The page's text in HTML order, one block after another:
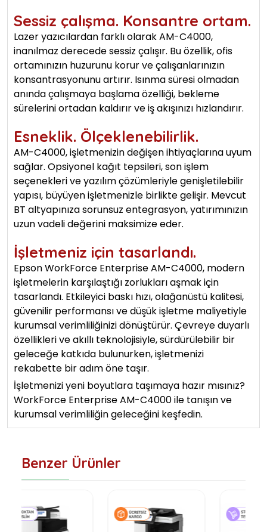
Sessiz çalışma. Konsantre ortam.
Lazer yazıcılardan farklı olarak AM-C4000,
inanılmaz derecede sessiz çalışır. Bu özellik, ofis
ortamınızın huzurunu korur ve çalışanlarınızın
konsantrasyonunu artırır. Isınma süresi olmadan
anında çalışmaya başlama özelliği, bekleme
sürelerini ortadan kaldırır ve iş akışınızı hızlandırır.
Esneklik. Ölçeklenebilirlik.
AM-C4000, işletmenizin değişen ihtiyaçlarına uyum
sağlar. Opsiyonel kağıt tepsileri, son işlem
seçenekleri ve yazılım çözümleriyle genişletilebilir
yapısı, büyüyen işletmenizle birlikte gelişir. Mevcut
BT altyapınıza sorunsuz entegrasyon, yatırımınızın
uzun vadeli değerini maksimize eder.
İşletmeniz için tasarlandı.
Epson WorkForce Enterprise AM-C4000, modern
işletmelerin karşılaştığı zorlukları aşmak için
tasarlandı. Etkileyici baskı hızı, olağanüstü kalitesi,
güvenilir performansı ve düşük işletme maliyetiyle
kurumsal verimliliğinizi dönüştürür. Çevreye duyarlı
özellikleri ve akıllı teknolojisiyle, sürdürülebilir bir
geleceğe katkıda bulunurken, işletmenizi
rekabette bir adım öne taşır.
İşletmenizi yeni boyutlara taşımaya hazır mısınız?
WorkForce Enterprise AM-C4000 ile tanışın ve
kurumsal verimliliğin geleceğini keşfedin.
Benzer Ürünler